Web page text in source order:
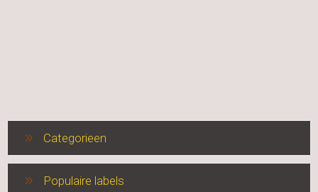
Categorieen
Populaire labels